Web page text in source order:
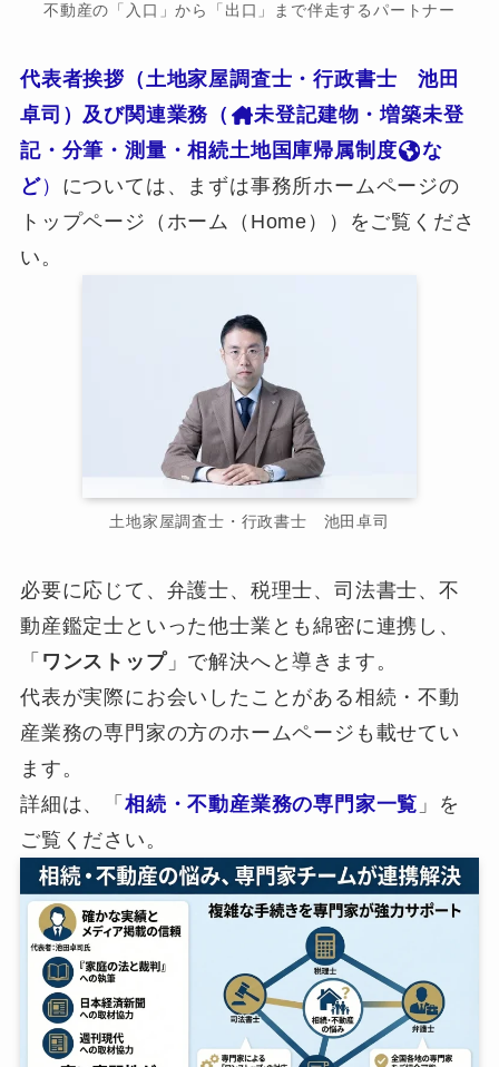
不動産の「入口」から「出口」まで伴走するパートナー
代表者挨拶（土地家屋調査士・行政書士 池田
卓司）及び関連業務（
未登記建物・増築未登
記・分筆・測量・相続土地国庫帰属制度
な
ど） については、まずは事務所ホームページの
トップページ（ホーム（Home））をご覧くださ
い。
土地家屋調査士・行政書士 池田卓司
必要に応じて、弁護士、税理士、司法書士、不
動産鑑定士といった他士業とも綿密に連携し、
「 ワンストップ」で解決へと導きます。
代表が実際にお会いしたことがある相続・不動
産業務の専門家の方のホームページも載せてい
ます。
詳細は、「 相続・不動産業務の専門家一覧 」を
ご覧ください。